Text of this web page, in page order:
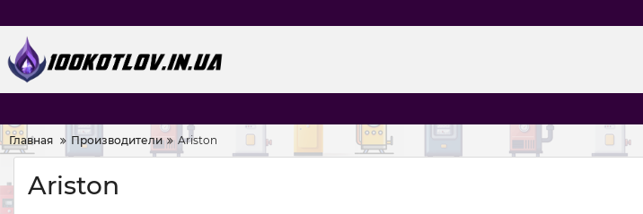
Главная Производители Ariston
Ariston